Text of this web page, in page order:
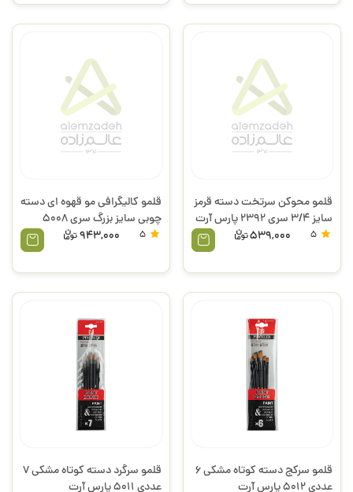
قلمو محوکن سرتخت دسته قرمز
سایز 3/4 سری 2392 پارس آرت
539,000
قلمو کالیگرافی مو قهوه ای دسته
چوبی سایز بزرگ سری 5008
پارس آرت 943,000
قلمو سرکج دسته کوتاه مشکی 6
عددی 5012 پارس آرت
قلمو سرگرد دسته کوتاه مشکی 7
عددی 5011 پارس آرت